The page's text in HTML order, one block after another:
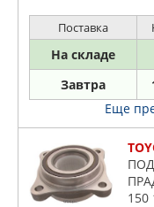
Поставка
На складе
Завтра
Еще
150